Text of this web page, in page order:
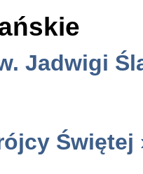
Jadwigi
Świętej